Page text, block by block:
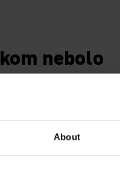
About
nebolo
však